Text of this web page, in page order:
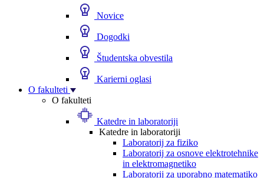
Novice
Dogodki
Študentska obvestila
Karierni oglasi
O fakulteti
O fakulteti
Katedre in laboratoriji
Katedre in laboratoriji
Laboratorij za fiziko
Laboratorij za osnove elektrotehnike
in elektromagnetiko
Laboratorij za uporabno matematiko